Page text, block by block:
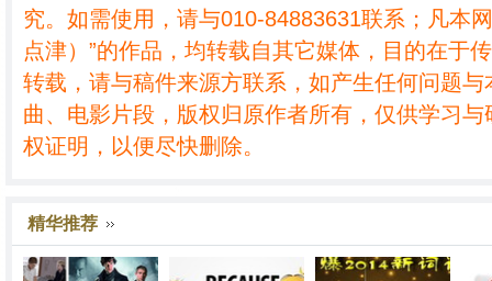
究。如需使用，请与010-84883631联系；凡本
点津）”的作品，均转载自其它媒体，目的在于
转载，请与稿件来源方联系，如产生任何问题
曲、电影片段，版权归原作者所有，仅供学习
权证明，以便尽快删除。
精华推荐